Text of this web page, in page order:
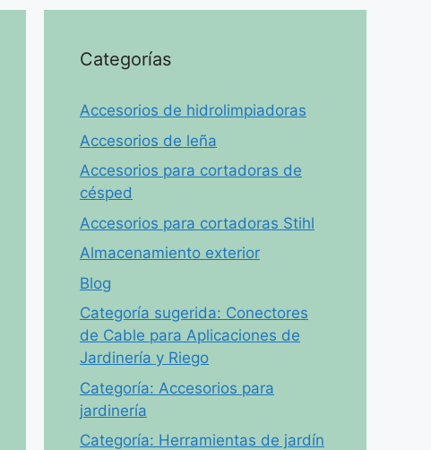
Categorías
Accesorios de hidrolimpiadoras
Accesorios de leña
Accesorios para cortadoras de
césped
Accesorios para cortadoras Stihl
Almacenamiento exterior
Blog
Categoría sugerida: Conectores
de Cable para Aplicaciones de
Jardinería y Riego
Categoría: Accesorios para
jardinería
Categoría: Herramientas de jardín